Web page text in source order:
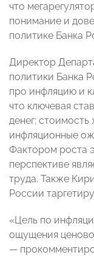
что
понимание и
политике Банка
Директор
политики Банка
про инфляцию и
что ключевая
денег;
инфляционные
Фактором роста
перспективе
труда. Также
России
«Цель по
ощущения
—